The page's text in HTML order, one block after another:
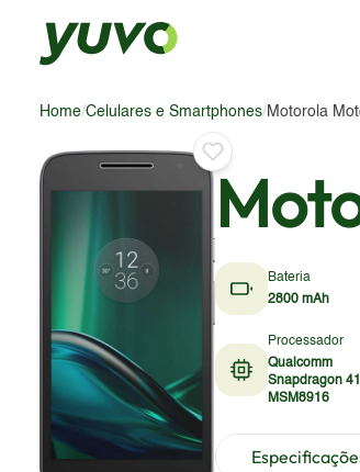
Home/Celulares e Smartphones/ Motorola
Bateria
2800 mAh
Processador
Qualcomm
Snapdragon
MSM8916